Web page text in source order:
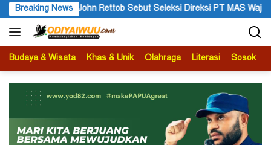
Langsung
ke
konten
Breaking News
Seleksi Direksi PT MAS Wajib Lewat Mekanisme RUPS
Budaya & Wisata Khas & Unik Olahraga Literasi Sosok